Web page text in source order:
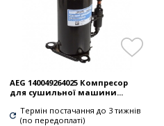
AEG 140049264025 Компресор
для сушильної машини...
Термін постачання до 3 тижнів
(по передоплаті)